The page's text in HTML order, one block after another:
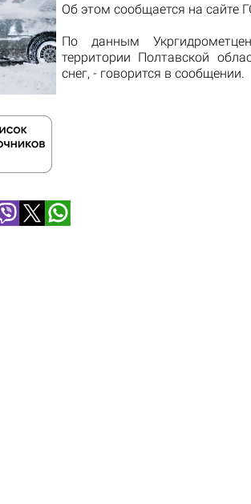
Об этом сообщается на сайте
По данным
территории Полтавской
снег, - говорится в сообщении.